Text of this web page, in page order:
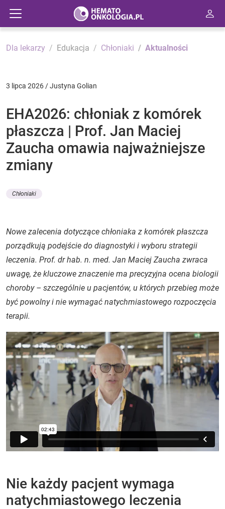
Dla lekarzy Edukacja Chłoniaki Aktualności
3 lipca 2026 / Justyna Golian
EHA2026: chłoniak z komórek
płaszcza | Prof. Jan Maciej
Zaucha omawia najważniejsze
zmiany
Chłoniaki
Nowe zalecenia dotyczące chłoniaka z komórek płaszcza
porządkują podejście do diagnostyki i wyboru strategii
leczenia. Prof. dr hab. n. med. Jan Maciej Zaucha zwraca
uwagę, że kluczowe znaczenie ma precyzyjna ocena biologii
choroby – szczególnie u pacjentów, u których przebieg może
być powolny i nie wymagać natychmiastowego rozpoczęcia
terapii.
Nie każdy pacjent wymaga
natychmiastowego leczenia